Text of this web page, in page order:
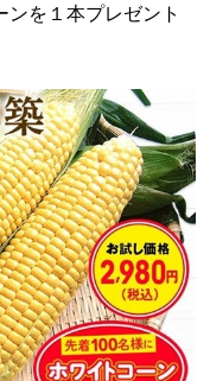
を１本プレゼント